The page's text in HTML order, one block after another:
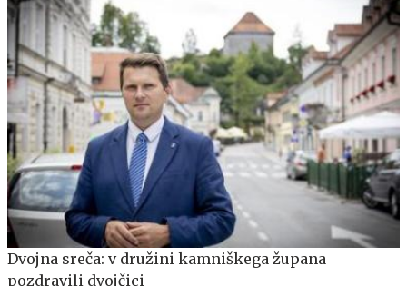
Dvojna sreča: v družini kamniškega župana
pozdravili dvojčici